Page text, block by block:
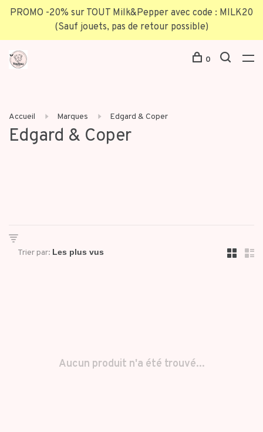
PROMO -20% sur TOUT Milk&Pepper avec code : MILK20
(Sauf jouets, pas de retour possible)
0
Accueil Marques Edgard & Coper
Edgard & Coper
Trier par:
Aucun produit n'a été trouvé...